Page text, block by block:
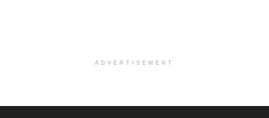
ADVERTISEMENT